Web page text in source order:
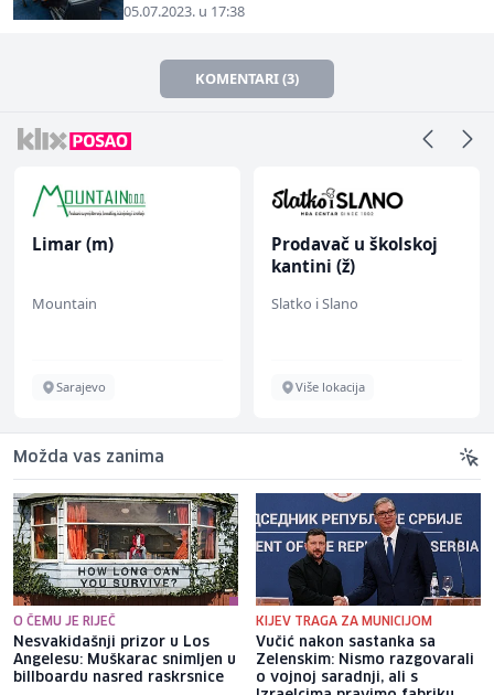
05.07.2023. u 17:38
KOMENTARI (3)
Limar (m)
Mountain
Sarajevo
Prodavač u školskoj
kantini (ž)
Slatko i Slano
Više lokacija
Možda vas zanima
O ČEMU JE RIJEČ
Nesvakidašnji prizor u Los
Angelesu: Muškarac snimljen u
billboardu nasred raskrsnice
KIJEV TRAGA ZA MUNICIJOM
Vučić nakon sastanka sa
Zelenskim: Nismo razgovarali
o vojnoj saradnji, ali s